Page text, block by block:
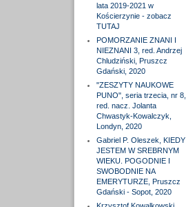
lata 2019-2021 w
Kościerzynie - zobacz
TUTAJ
POMORZANIE ZNANI I
NIEZNANI 3, red. Andrzej
Chludziński, Pruszcz
Gdański, 2020
"ZESZYTY NAUKOWE
PUNO", seria trzecia, nr 8,
red. nacz. Jolanta
Chwastyk-Kowalczyk,
Londyn, 2020
Gabriel P. Oleszek, KIEDY
JESTEM W SREBRNYM
WIEKU. POGODNIE I
SWOBODNIE NA
EMERYTURZE, Pruszcz
Gdański - Sopot, 2020